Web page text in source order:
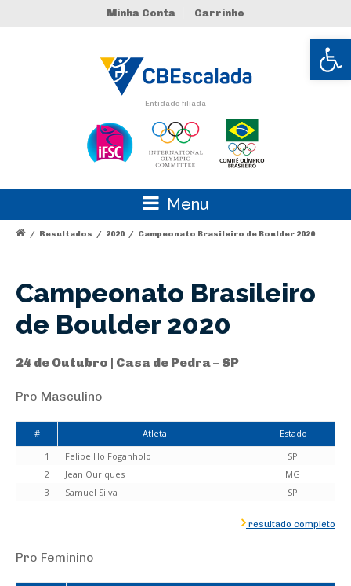
Abrir
Minha Conta Carrinho
Entidade filiada
Menu
/ Resultados / 2020 / Campeonato Brasileiro de Boulder 2020
Campeonato Brasileiro
de Boulder 2020
24 de Outubro | Casa de Pedra – SP
Pro Masculino
# Atleta
Estado
1
Felipe Ho Foganholo
SP
2
Jean Ouriques
MG
3
Samuel Silva SP
resultado completo
Pro Feminino